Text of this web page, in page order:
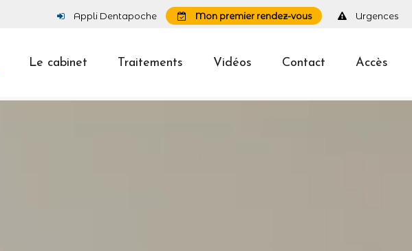
Appli Dentapoche Mon premier rendez-vous Urgences
Le cabinet Traitements Vidéos Contact Accès